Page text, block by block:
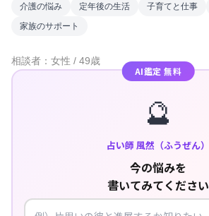
介護の悩み 定年後の生活 子育てと仕事
家族のサポート
相談者：女性 / 49歳
AI鑑定 無料
🔮
占い師 風然（ふうぜん）
今の悩みを
書いてみてください